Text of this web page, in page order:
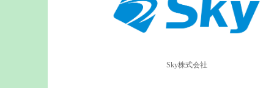
Sky株式会社